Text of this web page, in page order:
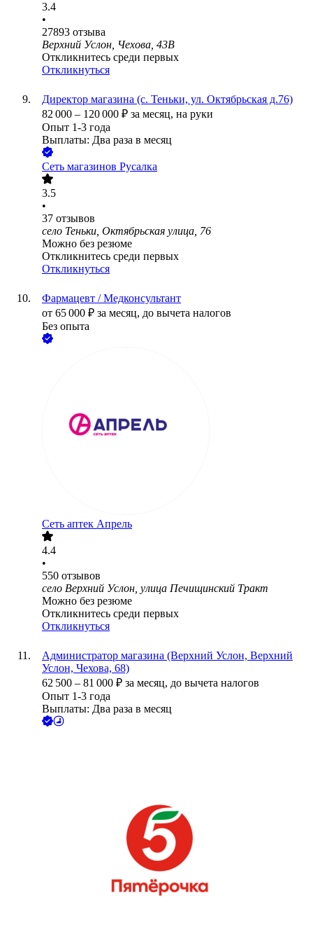
3.4
•
27893 отзыва
Верхний Услон, Чехова, 43В
Откликнитесь среди первых
Откликнуться
Директор магазина (с. Теньки, ул. Октябрьская д.76)
82 000 – 120 000 ₽ за месяц, на руки
Опыт 1-3 года
Выплаты: Два раза в месяц
Сеть магазинов Русалка
3.5
•
37 отзывов
село Теньки, Октябрьская улица, 76
Можно без резюме
Откликнитесь среди первых
Откликнуться
Фармацевт / Медконсультант
от 65 000 ₽ за месяц, до вычета налогов
Без опыта
Сеть аптек Апрель
4.4
•
550 отзывов
село Верхний Услон, улица Печищинский Тракт
Можно без резюме
Откликнитесь среди первых
Откликнуться
Администратор магазина (Верхний Услон, Верхний
Услон, Чехова, 68)
62 500 – 81 000 ₽ за месяц, до вычета налогов
Опыт 1-3 года
Выплаты: Два раза в месяц